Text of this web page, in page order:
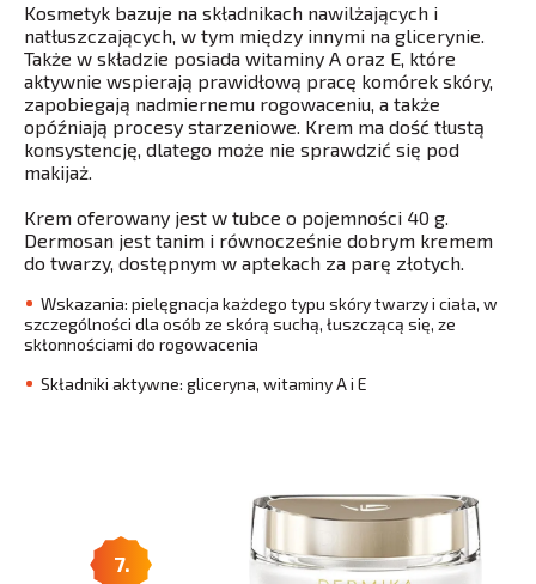
Kosmetyk bazuje na składnikach nawilżających i
natłuszczających, w tym między innymi na glicerynie.
Także w składzie posiada witaminy A oraz E, które
aktywnie wspierają prawidłową pracę komórek skóry,
zapobiegają nadmiernemu rogowaceniu, a także
opóźniają procesy starzeniowe. Krem ma dość tłustą
konsystencję, dlatego może nie sprawdzić się pod
makijaż.
Krem oferowany jest w tubce o pojemności 40 g.
Dermosan jest tanim i równocześnie dobrym kremem
do twarzy, dostępnym w aptekach za parę złotych.
Wskazania: pielęgnacja każdego typu skóry twarzy i ciała, w
szczególności dla osób ze skórą suchą, łuszczącą się, ze
skłonnościami do rogowacenia
Składniki aktywne: gliceryna, witaminy A i E
7.